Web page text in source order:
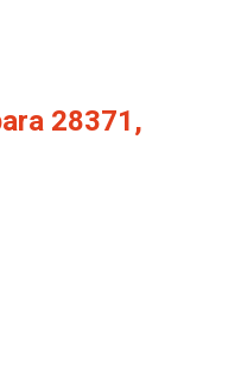
28371,